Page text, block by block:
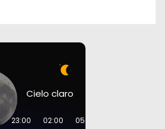
Cielo claro
23:00 02:00 05:00